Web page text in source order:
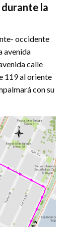
la
occidente
avenida
calle
119 al oriente
con su